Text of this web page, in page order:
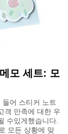
모 세트: 모
어 스티커 노트
객 만족에 대한 우
수있게했습니다.
모든 상황에 맞